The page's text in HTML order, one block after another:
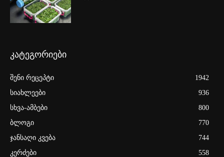
კატეგორიები
შენი რეცეპტი
1942
სიახლეები
936
სხვა-ამბები
800
ბლოგი
770
ჯანსაღი კვება
744
კერძები
558